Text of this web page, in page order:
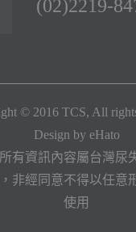
(02)2219-
© 2016 TCS, All
Design by eHato
有資訊內容屬台灣尿
非經同意不得以任意
使用